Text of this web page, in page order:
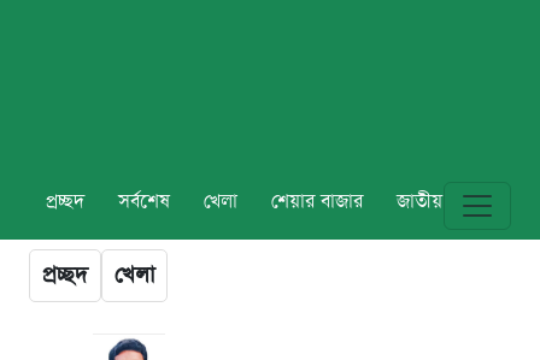
প্রচ্ছদ সর্বশেষ খেলা শেয়ার বাজার জাতীয় বিশ্ব
প্রচ্ছদ খেলা